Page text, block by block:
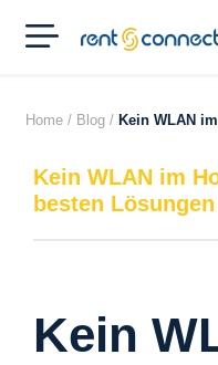
RENT'N
CONNECT
Home / Blog / Kein WLAN
Kein WLAN im
besten Lösungen
Kein